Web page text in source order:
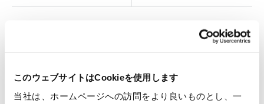
このウェブサイトはCookieを使用します
当社は、ホームページへの訪問をより良いものとし、一
OVOL LOOP
グループ紹介映像【日本語版】
2026.07.17